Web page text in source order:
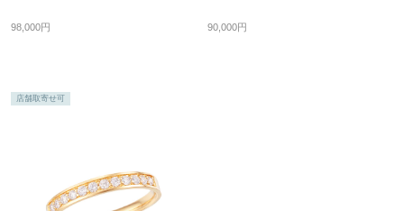
98,000円 90,000円
店舗取寄せ可